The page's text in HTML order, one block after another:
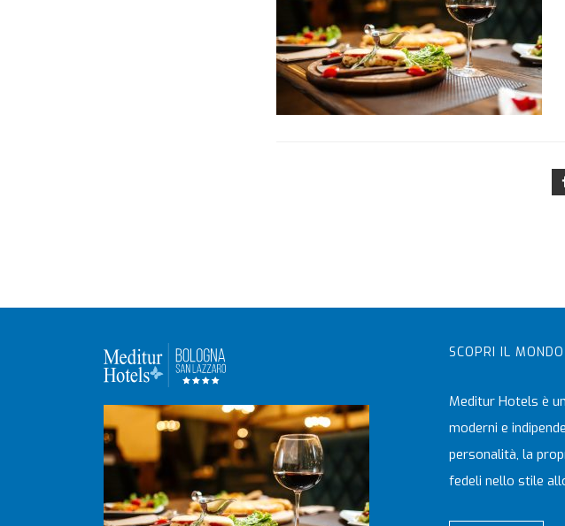
SCOPRI IL
Meditur Hotels è
moderni e
personalità, la
fedeli nello stile